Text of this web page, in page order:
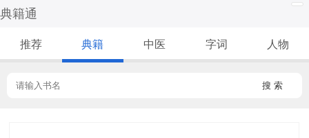
典籍通
推荐 典籍 中医 字词 人物
搜 索